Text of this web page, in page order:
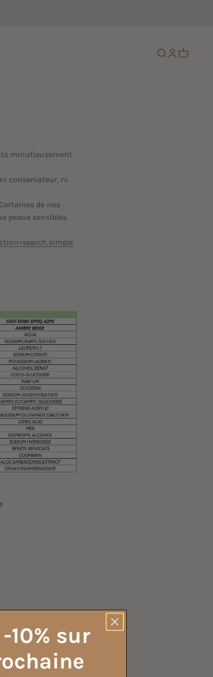
Ouvrir la
Ouvrir le
Voir le
minutieusement
conservateur, ni
de nos
peaux sensibles.
10% sur